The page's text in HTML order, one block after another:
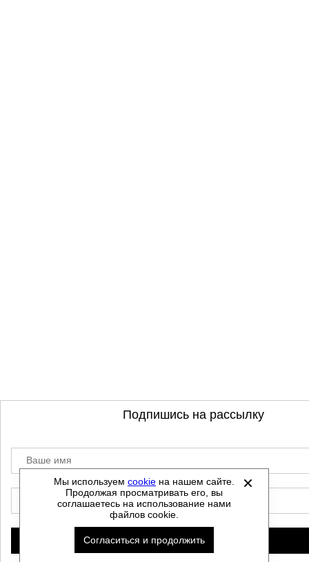
Мы используем cookie на нашем сайте.
Продолжая просматривать его, вы
соглашаетесь на использование нами
файлов cookie.
Согласиться и продолжить
Подпишись на рассылку
Ваше имя
Подписаться